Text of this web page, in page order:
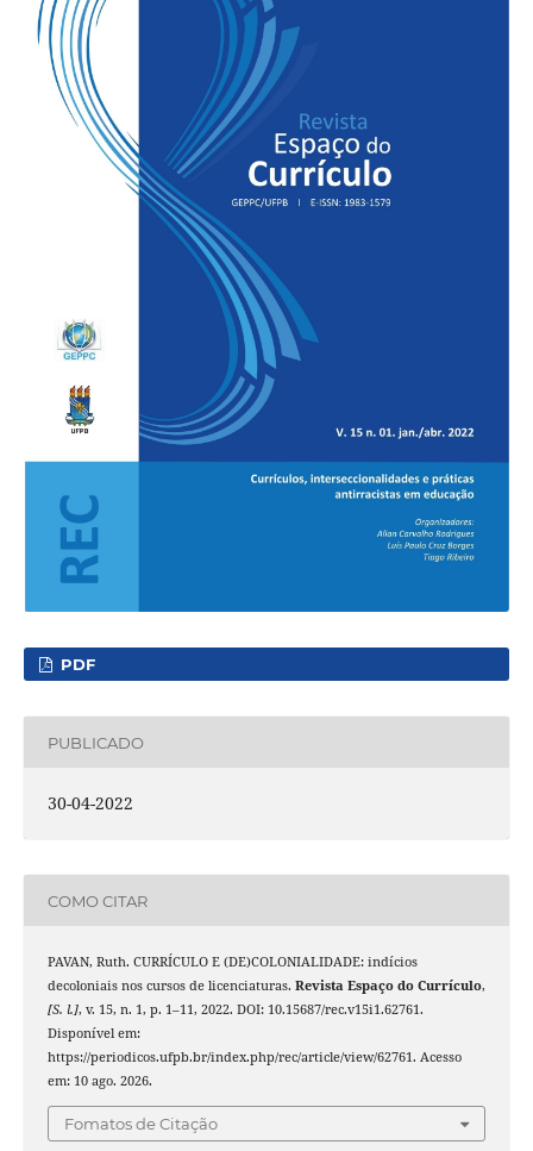
PDF
PUBLICADO
30-04-2022
COMO CITAR
PAVAN, Ruth. CURRÍCULO E (DE)COLONIALIDADE: indícios
decoloniais nos cursos de licenciaturas. Revista Espaço do Currículo,
[S. l.], v. 15, n. 1, p. 1–11, 2022. DOI: 10.15687/rec.v15i1.62761.
Disponível em:
https://periodicos.ufpb.br/index.php/rec/article/view/62761. Acesso
em: 10 ago. 2026.
Fomatos de Citação